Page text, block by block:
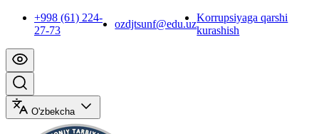
+998 (61) 224-
27-73
ozdjtsunf@edu.uz
Korrupsiyaga qarshi
kurashish
O'zbekcha